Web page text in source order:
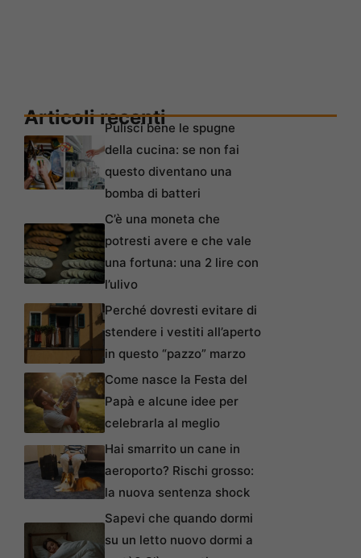
Articoli recentiPulisci bene le spugne
della cucina: se non fai
questo diventano una
bomba di batteri
C’è una moneta che
potresti avere e che vale
una fortuna: una 2 lire con
l’ulivo
Perché dovresti evitare di
stendere i vestiti all’aperto
in questo “pazzo” marzo
Come nasce la Festa del
Papà e alcune idee per
celebrarla al meglio
Hai smarrito un cane in
aeroporto? Rischi grosso:
la nuova sentenza shock
Sapevi che quando dormi
su un letto nuovo dormi a